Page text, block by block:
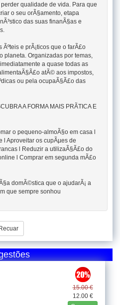
qualidade de vida. Para que
o seu orÃ§amento, etapa
das suas finanÃ§as e
e prÃ¡ticos que o farÃ£o
planeta. Organizadas por temas,
a quase todas as
atÃ© aos impostos,
ou pela ocupaÃ§Ã£o das
A FORMA MAIS PRÃTICA E
o pequeno-almoÃ§o em casa l
l Aproveitar os cupÃµes de
l Reduzir a utilizaÃ§Ã£o do
l Comprar em segunda mÃ£o
domÃ©stica que o ajudarÃ¡ a
que sempre sonhou
Recuar
15.00 €
12.00 €